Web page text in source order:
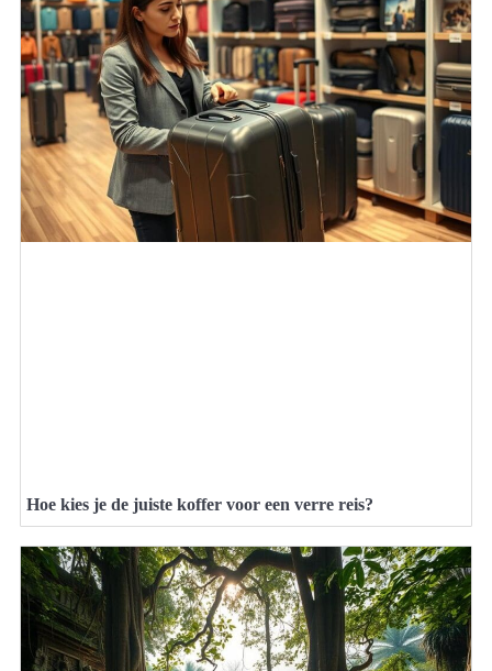
Hoe kies je de juiste koffer voor een verre reis?